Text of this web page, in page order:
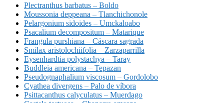
Plectranthus barbatus – Boldo
Moussonia deppeana – Tlanchichonole
Pelargonium sidoides – Umckaloabo
Psacalium decompositum – Matarique
Frangula purshiana – Cáscara sagrada
Smilax aristolochiifolia – Zarzaparrilla
Eysenhardtia polystachya – Taray
Buddleia americana – Tepazan
Pseudognaphalium viscosum – Gordolobo
Cyathea divergens – Palo de víbora
Psittacanthus calyculatus – Muerdago